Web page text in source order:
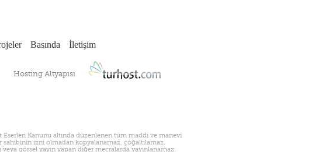
Basında İletişim
Hosting Altyapısı
Eserleri Kanunu altında düzenlenen tüm maddi ve manevi
sahibinin izni olmadan kopyalanamaz, çoğaltılamaz,
görsel yayın yapan diğer mecralarda yayınlanamaz.